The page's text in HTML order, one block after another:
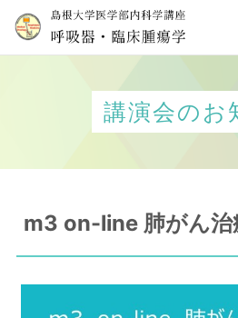
講演会のお
m3 on-line 肺がん治